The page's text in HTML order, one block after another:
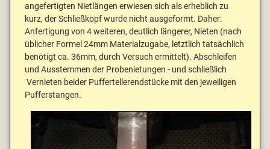
angefertigten Nietlängen erwiesen sich als erheblich zu
kurz, der Schließkopf wurde nicht ausgeformt. Daher:
Anfertigung von 4 weiteren, deutlich längerer, Nieten (nach
üblicher Formel 24mm Materialzugabe, letztlich tatsächlich
benötigt ca. 36mm, durch Versuch ermittelt). Abschleifen
und Ausstemmen der Probenietungen - und schließlich
Vernieten beider Puffertellerendstücke mit den jeweiligen
Pufferstangen.